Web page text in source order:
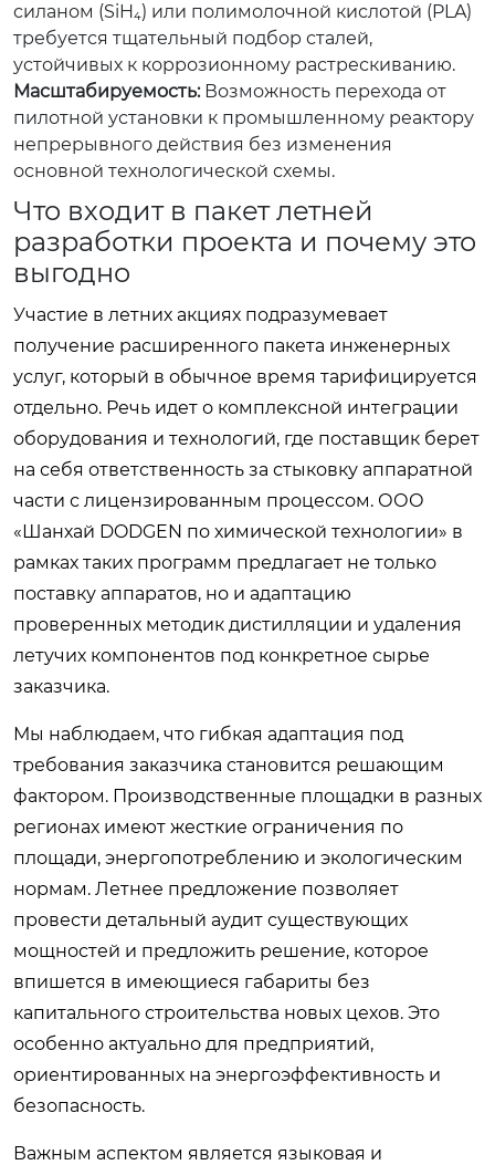
силаном (SiH₄) или полимолочной кислотой (PLA)
требуется тщательный подбор сталей,
устойчивых к коррозионному растрескиванию.
Масштабируемость:Возможность перехода от
пилотной установки к промышленному реактору
непрерывного действия без изменения
основной технологической схемы.
Что входит в пакет летней
разработки проекта и почему это
выгодно
Участие в летних акциях подразумевает
получение расширенного пакета инженерных
услуг, который в обычное время тарифицируется
отдельно. Речь идет о комплексной интеграции
оборудования и технологий, где поставщик берет
на себя ответственность за стыковку аппаратной
части с лицензированным процессом. ООО
«Шанхай DODGEN по химической технологии» в
рамках таких программ предлагает не только
поставку аппаратов, но и адаптацию
проверенных методик дистилляции и удаления
летучих компонентов под конкретное сырье
заказчика.
Мы наблюдаем, что гибкая адаптация под
требования заказчика становится решающим
фактором. Производственные площадки в разных
регионах имеют жесткие ограничения по
площади, энергопотреблению и экологическим
нормам. Летнее предложение позволяет
провести детальный аудит существующих
мощностей и предложить решение, которое
впишется в имеющиеся габариты без
капитального строительства новых цехов. Это
особенно актуально для предприятий,
ориентированных на энергоэффективность и
безопасность.
Важным аспектом является языковая и